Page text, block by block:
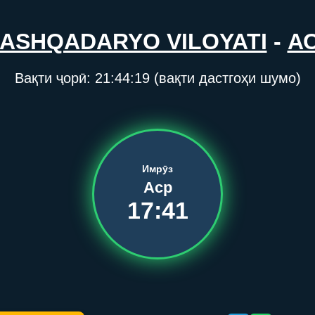
VILOYATI -
Вақти ҷорӣ: 21:44:20(вақти дастгоҳи шумо)
Имрӯз
Аср
17:41